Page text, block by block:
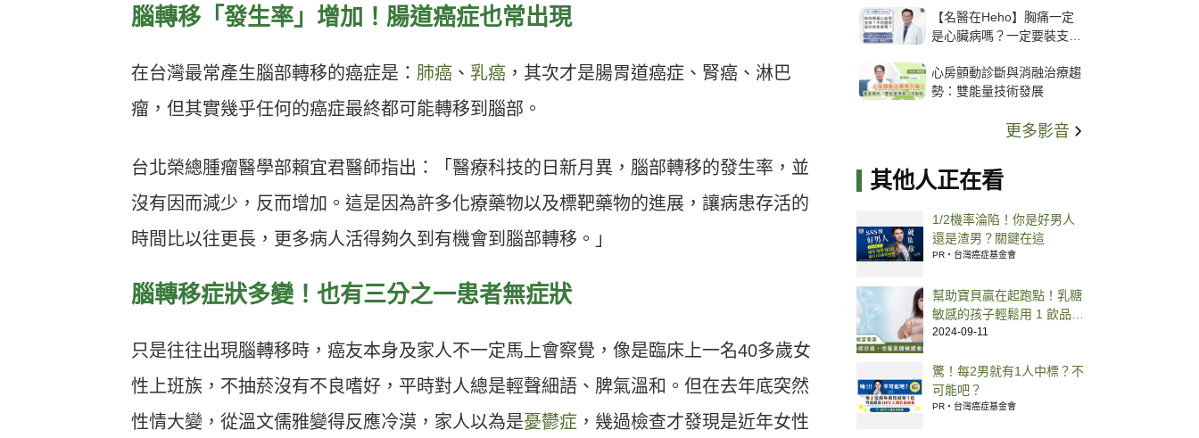
腦轉移「發生率」增加！腸道癌症也常出現
在台灣最常產生腦部轉移的癌症是： 肺癌 、 乳癌 ，其次才是腸胃道癌症、腎癌、淋巴
瘤，但其實幾乎任何的癌症最終都可能轉移到腦部。
台北榮總腫瘤醫學部賴宜君醫師指出：「醫療科技的日新月異，腦部轉移的發生率，並
沒有因而減少，反而增加。這是因為許多化療藥物以及標靶藥物的進展，讓病患存活的
時間比以往更長，更多病人活得夠久到有機會到腦部轉移。」
腦轉移症狀多變！也有三分之一患者無症狀
只是往往出現腦轉移時，癌友本身及家人不一定馬上會察覺，像是臨床上一名40多歲女
性上班族，不抽菸沒有不良嗜好，平時對人總是輕聲細語、脾氣溫和。但在去年底突然
性情大變，從溫文儒雅變得反應冷漠，家人以為是憂鬱症 ，幾過檢查才發現是近年女性
【名醫在Heho】胸痛一定
是心臟病嗎？一定要裝支
解析支架種類、風險與選擇
關鍵
心房顫動診斷與消融治療趨
勢：雙能量技術發展
更多影音
其他人正在看
1/2機率淪陷！你是好男人
還是渣男？關鍵在這
PR・台灣癌症基金會
幫助寶貝贏在起跑點！乳糖
敏感的孩子輕鬆用 1 飲品替
換牛奶就能補好鈣
2024-09-11
驚！每2男就有1人中標？不
可能吧？
PR・台灣癌症基金會